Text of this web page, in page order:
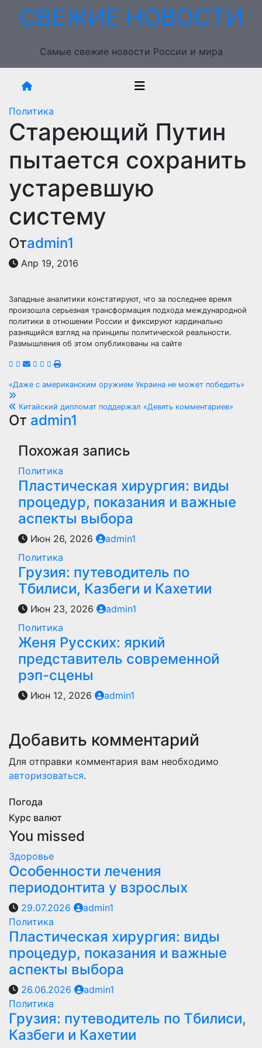
ПерейтиСВЕЖИЕ НОВОСТИ
Самые свежие новости России и мира
Политика
Стареющий Путин
пытается сохранить
устаревшую
систему
Отadmin1
Апр 19, 2016
Западные аналитики констатируют, что за последнее время
произошла серьезная трансформация подхода международной
политики в отношении России и фиксируют кардинально
разнящийся взгляд на принципы политической реальности.
Размышления об этом опубликованы на сайте
Навигация
по
записям
«Даже с американским оружием Украина не может победить»
Китайский дипломат поддержал «Девять комментариев»
От admin1
Похожая запись
Политика
Пластическая хирургия: виды
процедур, показания и важные
аспекты выбора
Июн 26, 2026
admin1
Политика
Грузия: путеводитель по
Тбилиси, Казбеги и Кахетии
Июн 23, 2026
admin1
Политика
Женя Русских: яркий
представитель современной
рэп-сцены
Июн 12, 2026 admin1
Добавить комментарий
Для отправки комментария вам необходимо
авторизоваться.
Погода
Курс валют
You missed
Здоровье
Особенности лечения
периодонтита у взрослых
29.07.2026
admin1
Политика
Пластическая хирургия: виды
процедур, показания и важные
аспекты выбора
26.06.2026
admin1
Политика
Грузия: путеводитель по Тбилиси,
Казбеги и Кахетии